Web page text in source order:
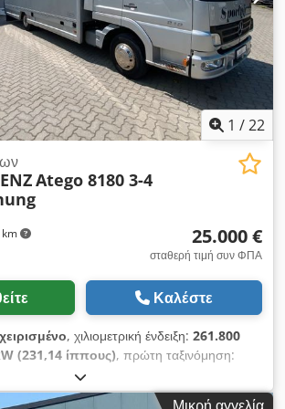
1 /22
Atego 8180 3-4
25.000 €
σταθερή τιμή συν ΦΠΑ
Καλέστε
, χιλιομετρική ένδειξη: 261.800
(231,14 ίππους), πρώτη ταξινόμηση:
ντίζελ
άξονες, φρένα:επιβραδυντής, χρώμα: